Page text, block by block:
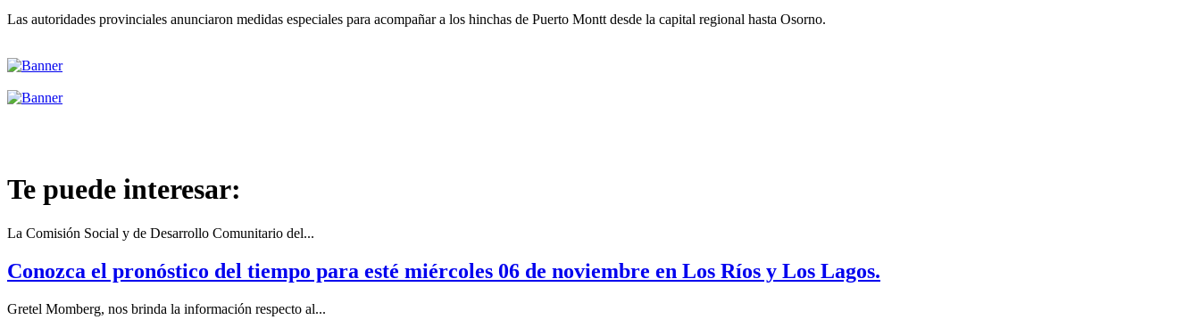
Las autoridades provinciales anunciaron medidas especiales para acompañar a los hinchas de Puerto Montt desde la capital regional hasta Osorno.
Te puede interesar:
La Comisión Social y de Desarrollo Comunitario del...
Conozca el pronóstico del tiempo para esté miércoles 06 de noviembre en Los Ríos y Los Lagos.
Gretel Momberg, nos brinda la información respecto al...